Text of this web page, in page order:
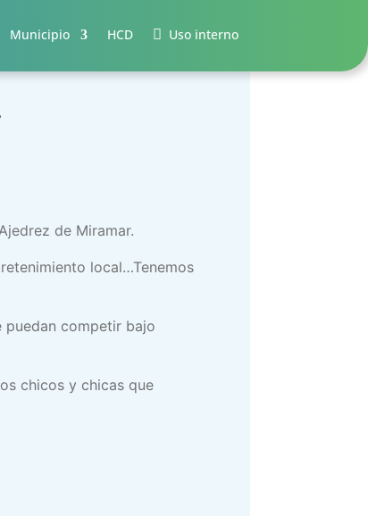
Municipio HCD Uso interno
de Miramar.
local…Tenemos
puedan competir bajo
chicos y chicas que